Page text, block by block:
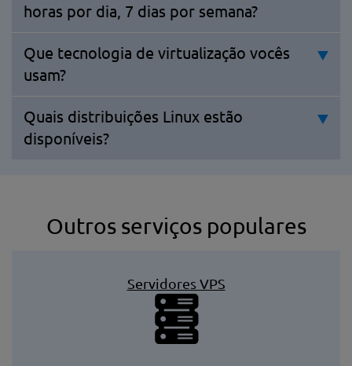
horas por dia, 7 dias por semana?
Que tecnologia de virtualização vocês
usam?
Quais distribuições Linux estão
disponíveis?
Outros serviços populares
Servidores VPS